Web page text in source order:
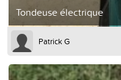
Tondeuse électrique
Patrick G